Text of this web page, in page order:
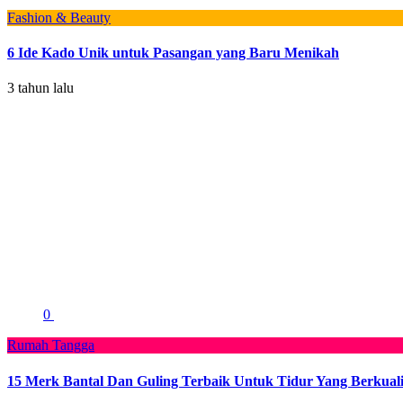
Fashion & Beauty
6 Ide Kado Unik untuk Pasangan yang Baru Menikah
3 tahun lalu
0
Rumah Tangga
15 Merk Bantal Dan Guling Terbaik Untuk Tidur Yang